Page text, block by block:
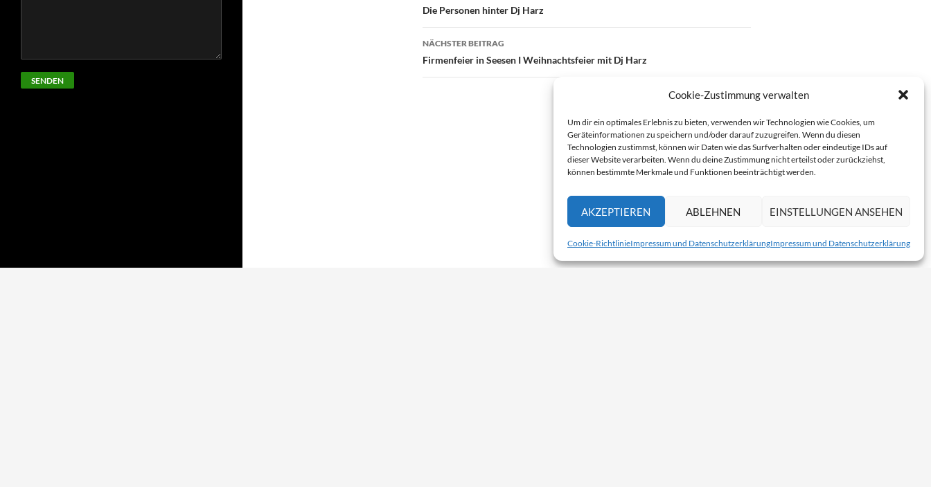
Cookie-Zustimmung verwalten
Um dir ein optimales Erlebnis zu bieten, verwenden wir Technologien wie Cookies, um
Geräteinformationen zu speichern und/oder darauf zuzugreifen. Wenn du diesen
Technologien zustimmst, können wir Daten wie das Surfverhalten oder eindeutige IDs auf
dieser Website verarbeiten. Wenn du deine Zustimmung nicht erteilst oder zurückziehst,
können bestimmte Merkmale und Funktionen beeinträchtigt werden.
AKZEPTIEREN ABLEHNEN EINSTELLUNGEN ANSEHEN
Cookie-RichtlinieImpressum und DatenschutzerklärungImpressum und Datenschutzerklärung
Die Personen hinter Dj Harz
NÄCHSTER BEITRAG
Firmenfeier in Seesen I Weihnachtsfeier mit Dj Harz